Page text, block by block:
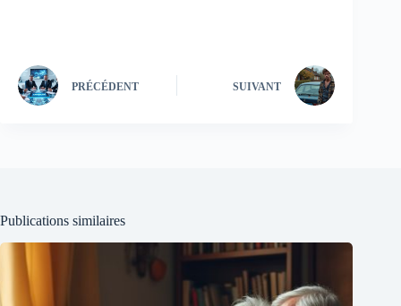
PRÉCÉDENT SUIVANT
Publications similaires